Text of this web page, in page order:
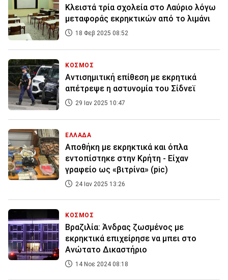
Κλειστά τρία σχολεία στο Λαύριο λόγω
μεταφοράς εκρηκτικών από το λιμάνι
18 Φεβ 2025 08:52
ΚΟΣΜΟΣ
Αντισημιτική επίθεση με εκρητικά
απέτρεψε η αστυνομία του Σίδνεϊ
29 Ιαν 2025 10:47
ΕΛΛΑΔΑ
Αποθήκη με εκρηκτικά και όπλα
εντοπίστηκε στην Κρήτη - Είχαν
γραφείο ως «βιτρίνα» (pic)
24 Ιαν 2025 13:26
ΚΟΣΜΟΣ
Βραζιλία: Άνδρας ζωσμένος με
εκρηκτικά επιχείρησε να μπει στο
Ανώτατο Δικαστήριο
14 Νοε 2024 08:18